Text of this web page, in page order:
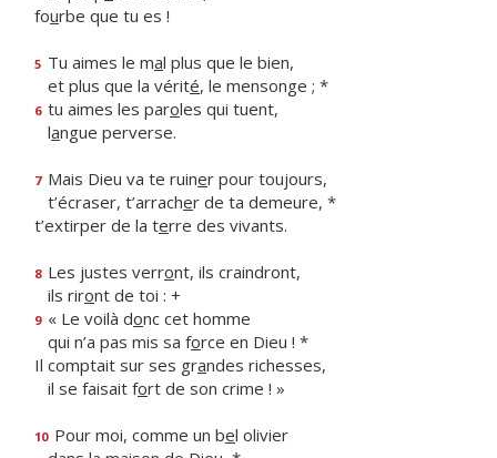
fourbe que tu es !
5 Tu aimes le mal plus que le bien,
et plus que la vérité, le mensonge ; *
6 tu aimes les paroles qui tuent,
langue perverse.
7 Mais Dieu va te ruiner pour toujours,
t’écraser, t’arracher de ta demeure, *
t’extirper de la terre des vivants.
8 Les justes verront, ils craindront,
ils riront de toi : +
9 « Le voilà donc cet homme
qui n’a pas mis sa force en Dieu ! *
Il comptait sur ses grandes richesses,
il se faisait fort de son crime ! »
10 Pour moi, comme un bel olivier